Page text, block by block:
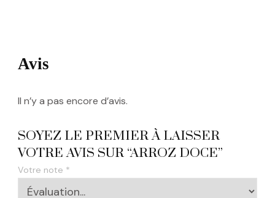
Avis
Il n’y a pas encore d’avis.
SOYEZ LE PREMIER À LAISSER
VOTRE AVIS SUR “ARROZ DOCE”
Votre note *